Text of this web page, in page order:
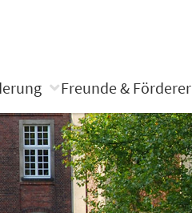
Freunde & Förderer